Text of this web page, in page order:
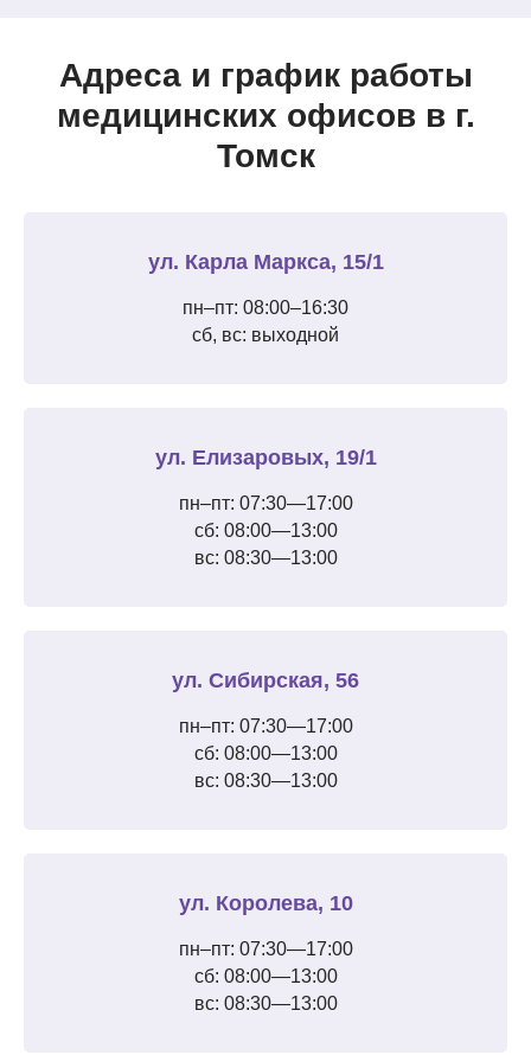
Адреса и график работы
медицинских офисов в г.
Томск
ул. Карла Маркса, 15/1
пн–пт: 08:00–16:30
сб, вс: выходной
ул. Елизаровых, 19/1
пн–пт: 07:30—17:00
сб: 08:00—13:00
вс: 08:30—13:00
ул. Сибирская, 56
пн–пт: 07:30—17:00
сб: 08:00—13:00
вс: 08:30—13:00
ул. Королева, 10
пн–пт: 07:30—17:00
сб: 08:00—13:00
вс: 08:30—13:00